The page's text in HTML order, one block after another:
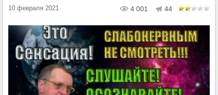
10 февраля 2021 4 001 44